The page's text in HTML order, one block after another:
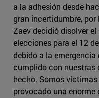
a la adhesión desde
gran incertidumbre,
Zaev decidió disolver
elecciones para el 12
debido a la emergencia
cumplido con nuestras
hecho. Somos
provocado una enorme